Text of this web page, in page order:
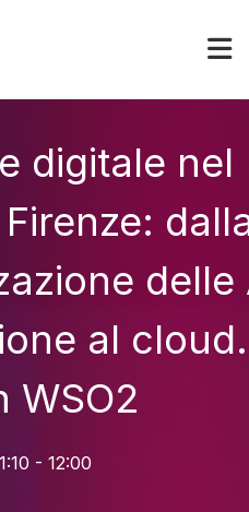
digitale nel
delle
al
WSO2
- 12:00